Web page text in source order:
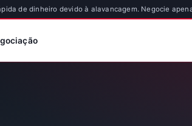
de dinheiro devido à alavancagem. Negocie